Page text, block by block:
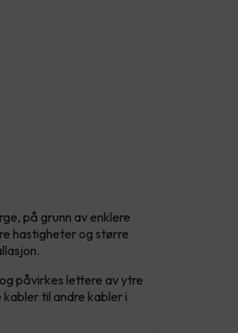
på grunn av enklere
hastigheter og større
påvirkes lettere av ytre
til andre kabler i